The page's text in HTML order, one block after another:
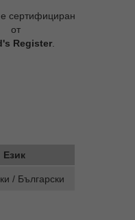
е сертифициран
от
Register.
Език
/ Български